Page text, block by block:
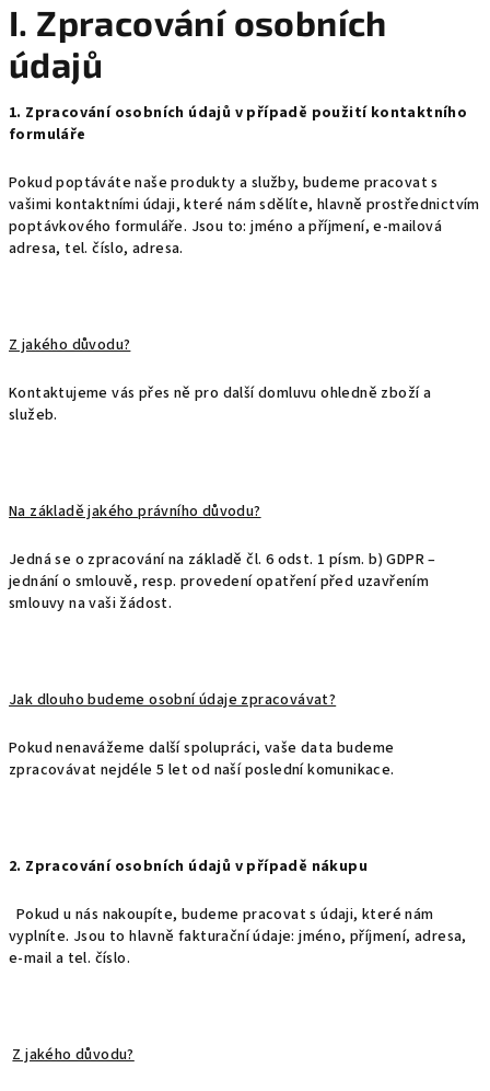
I. Zpracování osobních
údajů
1. Zpracování osobních údajů v případě použití kontaktního
formuláře
Pokud poptáváte naše produkty a služby, budeme pracovat s
vašimi kontaktními údaji, které nám sdělíte, hlavně prostřednictvím
poptávkového formuláře. Jsou to: jméno a příjmení, e-mailová
adresa, tel. číslo, adresa.
Z jakého důvodu?
Kontaktujeme vás přes ně pro další domluvu ohledně zboží a
služeb.
Na základě jakého právního důvodu?
Jedná se o zpracování na základě čl. 6 odst. 1 písm. b) GDPR –
jednání o smlouvě, resp. provedení opatření před uzavřením
smlouvy na vaši žádost.
Jak dlouho budeme osobní údaje zpracovávat?
Pokud nenavážeme další spolupráci, vaše data budeme
zpracovávat nejdéle 5 let od naší poslední komunikace.
2. Zpracování osobních údajů v případě nákupu
Pokud u nás nakoupíte, budeme pracovat s údaji, které nám
vyplníte. Jsou to hlavně fakturační údaje: jméno, příjmení, adresa,
e-mail a tel. číslo.
Z jakého důvodu?